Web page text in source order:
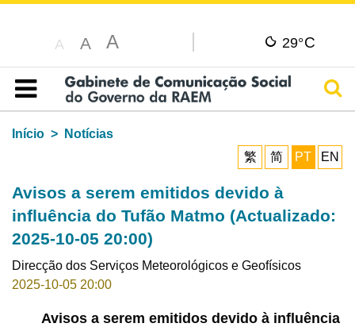
A A A 29°C
Índice
Início
Notícias
繁
简 PT EN
Avisos a serem emitidos devido à
influência do Tufão Matmo (Actualizado:
2025-10-05 20:00)
Direcção dos Serviços Meteorológicos e Geofísicos
2025-10-05 20:00
Avisos a serem emitidos devido à influência